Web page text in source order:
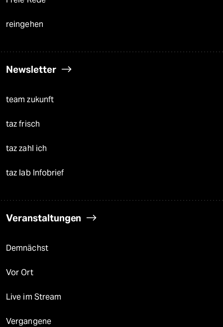
reingehen
Newsletter
team zukunft
taz frisch
taz zahl ich
taz lab Infobrief
Veranstaltungen
Demnächst
Vor Ort
Live im Stream
Vergangene